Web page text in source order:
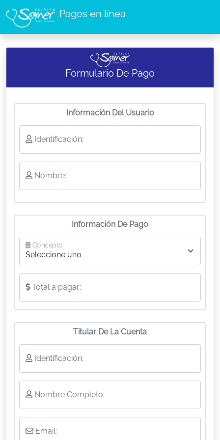
Pagos en línea
Formulario De Pago
Información Del Usuario
Identificación:
Nombre:
Información De Pago
Concepto
Total a pagar:
Titular De La Cuenta
Identificación:
Nombre Completo:
Email: